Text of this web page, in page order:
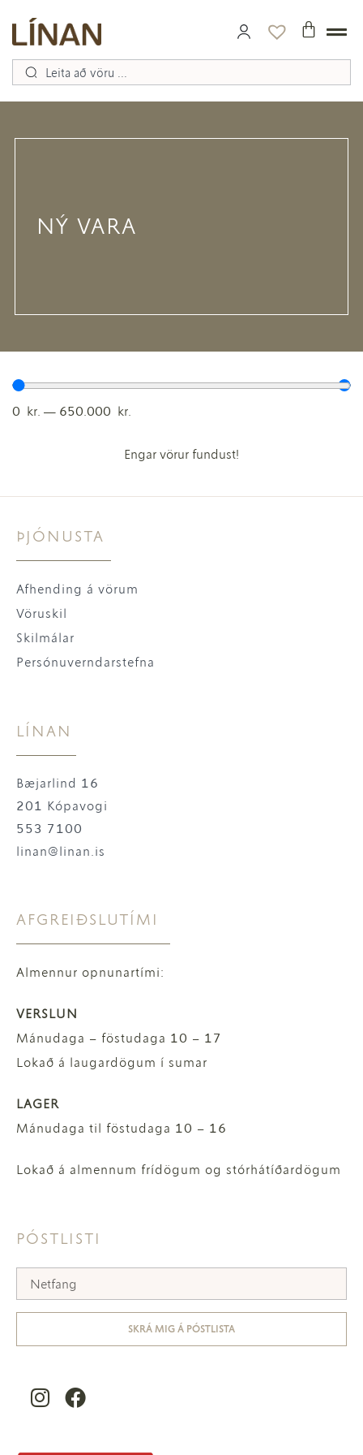
NÝ VARA
0 kr. — 650.000 kr.
Engar vörur fundust!
ÞJÓNUSTA
Afhending á vörum
Vöruskil
Skilmálar
Persónuverndarstefna
LÍNAN
Bæjarlind 16
201 Kópavogi
553 7100
linan@linan.is
AFGREIÐSLUTÍMI
Almennur opnunartími:
VERSLUN
Mánudaga – föstudaga 10 – 17
Lokað á laugardögum í sumar
LAGER
Mánudaga til föstudaga 10 – 16
Lokað á almennum frídögum og stórhátíðardögum
PÓSTLISTI
SKRÁ MIG Á PÓSTLISTA